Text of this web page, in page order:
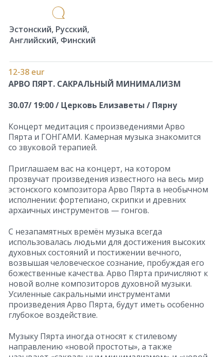
Эстонский, Русский,
Английский, Финский
12-38 eur
АРВО ПЯРТ. САКРАЛЬНЫЙ МИНИМАЛИЗМ
30.07/ 19:00 / Церковь Елизаветы / Пярну
Концерт медитация с произведениями Арво
Пярта и ГОНГАМИ. Камерная музыка знакомится
со звуковой терапией.
Приглашаем вас на концерт, на котором
прозвучат произведения известного на весь мир
эстонского композитора Арво Пярта в необычном
исполнении: фортепиано, скрипки и древних
архаичных инструментов — гонгов.
С незапамятных времён музыка всегда
использовалась людьми для достижения высоких
духовных состояний и постижении вечного,
возвышая человеческое сознание, пробуждая его
божественные качества. Арво Пярта причисляют к
новой волне композиторов духовной музыки.
Усиленные сакральными инструментами
произведения Арво Пярта, будут иметь особенно
глубокое воздействие.
Музыку Пярта иногда относят к стилевому
направлению «новой простоты», а также